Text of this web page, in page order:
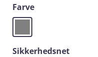
Vælg
Farve
Grey
Vælg
Sikkerhedsnet